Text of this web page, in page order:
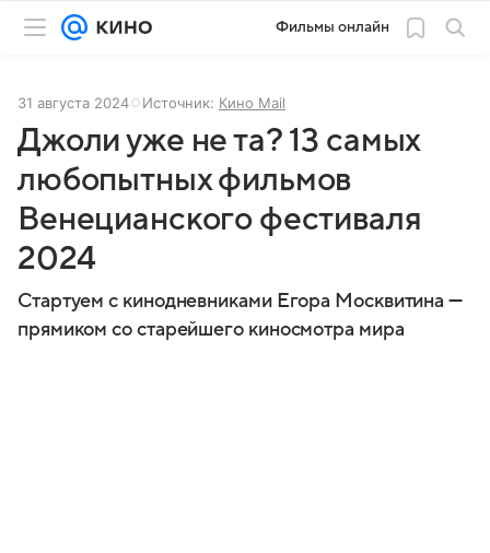
Фильмы онлайн
31 августа 2024 Источник: Кино Mail
Джоли уже не та? 13 самых
любопытных фильмов
Венецианского фестиваля
2024
Стартуем с кинодневниками Егора Москвитина —
прямиком со старейшего киносмотра мира